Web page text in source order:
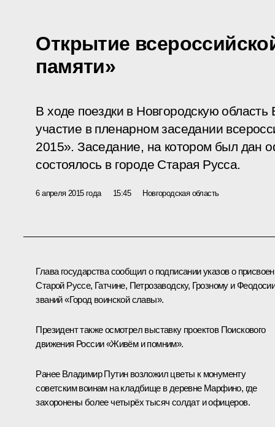
Открытие
памяти»
В ходе поездки в Новгородскую
участие в пленарном заседании
2015». Заседание, на котором был дан
состоялось в городе Старая Русса.
6 апреля 2015 года 15:45 Новгородская область
Глава государства сообщил о подписании указов о
Старой Руссе, Гатчине, Петрозаводску, Грозному и
званий «Город воинской славы».
Президент также осмотрел выставку проектов Поискового
движения России «Живём и помним».
Ранее Владимир Путин возложил цветы к монументу
советским воинам на кладбище в деревне Марфино, где
захоронены более четырёх тысяч солдат и офицеров.